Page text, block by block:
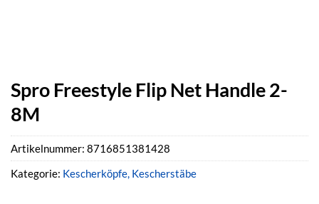
Spro Freestyle Flip Net Handle 2-
8M
Artikelnummer: 8716851381428
Kategorie: Kescherköpfe, Kescherstäbe